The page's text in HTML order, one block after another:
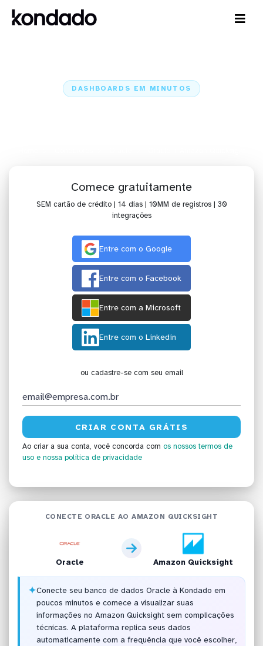
DASHBOARDS EM MINUTOS
Comece gratuitamente
SEM cartão de crédito | 14 dias | 10MM de registros | 30
integrações
Entre com o Google
Entre com o Facebook
Entre com a Microsoft
Entre com o Linkedin
ou cadastre-se com seu email
Ao criar a sua conta, você concorda com os nossos termos de
uso e nossa política de privacidade
CONECTE ORACLE AO AMAZON QUICKSIGHT
Oracle Amazon Quicksight
✦Conecte seu banco de dados Oracle à Kondado em
poucos minutos e comece a visualizar suas
informações no Amazon Quicksight sem complicações
técnicas. A plataforma replica seus dados
automaticamente com a frequência que você escolher,